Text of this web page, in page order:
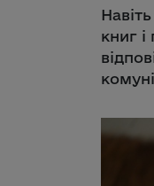
книг